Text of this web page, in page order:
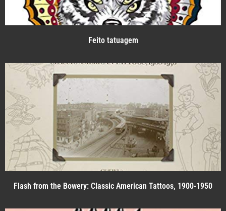
Feito tatuagem
Flash from the Bowery: Classic American Tattoos, 1900-1950